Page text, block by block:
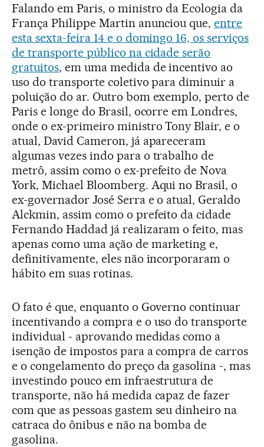
Falando em Paris, o ministro da Ecologia da
França Philippe Martin anunciou que,entre
esta sexta-feira 14 e o domingo 16, os serviços
de transporte público na cidade serão
gratuitos, em uma medida de incentivo ao
uso do transporte coletivo para diminuir a
poluição do ar. Outro bom exemplo, perto de
Paris e longe do Brasil, ocorre em Londres,
onde o ex-primeiro ministro Tony Blair, e o
atual, David Cameron, já apareceram
algumas vezes indo para o trabalho de
metrô, assim como o ex-prefeito de Nova
York, Michael Bloomberg. Aqui no Brasil, o
ex-governador José Serra e o atual, Geraldo
Alckmin, assim como o prefeito da cidade
Fernando Haddad já realizaram o feito, mas
apenas como uma ação de marketing e,
definitivamente, eles não incorporaram o
hábito em suas rotinas.
O fato é que, enquanto o Governo continuar
incentivando a compra e o uso do transporte
individual - aprovando medidas como a
isenção de impostos para a compra de carros
e o congelamento do preço da gasolina -, mas
investindo pouco em infraestrutura de
transporte, não há medida capaz de fazer
com que as pessoas gastem seu dinheiro na
catraca do ônibus e não na bomba de
gasolina.